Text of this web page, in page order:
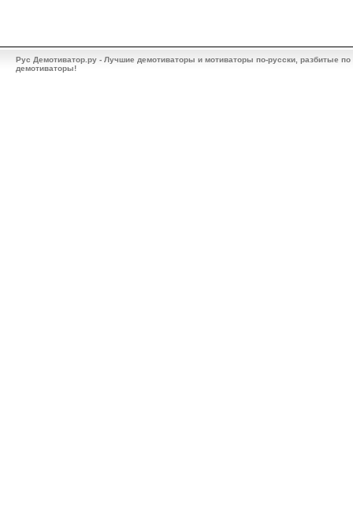
Рус Демотиватор.ру - Лучшие демотиваторы и мотиваторы по-русски, разбитые
демотиваторы!